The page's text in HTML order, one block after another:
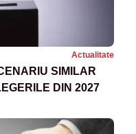
Actualitate
SIMILAR
DIN 2027